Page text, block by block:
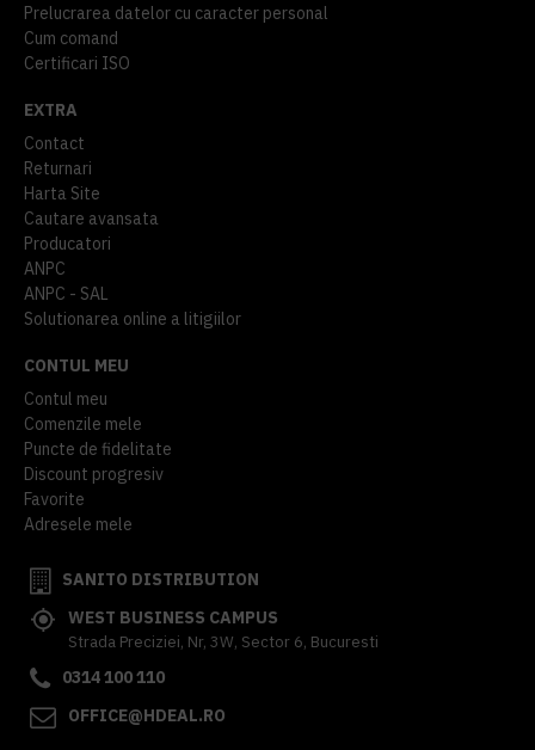
Prelucrarea datelor cu caracter personal
Cum comand
Certificari ISO
EXTRA
Contact
Returnari
Harta Site
Cautare avansata
Producatori
ANPC
ANPC - SAL
Solutionarea online a litigiilor
CONTUL MEU
Contul meu
Comenzile mele
Puncte de fidelitate
Discount progresiv
Favorite
Adresele mele
SANITO DISTRIBUTION
WEST BUSINESS CAMPUS
Strada Preciziei, Nr, 3W, Sector 6, Bucuresti
0314 100 110
OFFICE@HDEAL.RO